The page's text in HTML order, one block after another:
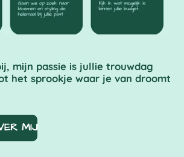
mijn passie is jullie trouwdag
het sprookje waar je van droomt
MIJ